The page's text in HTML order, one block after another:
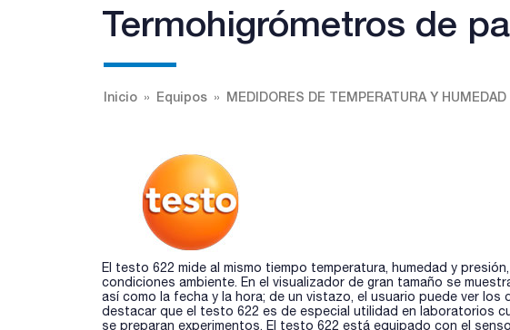
Termohigrómetros de
Inicio Equipos MEDIDORES DE TEMPERATURA Y HUMEDAD
El testo 622 mide al mismo tiempo temperatura, humedad y
condiciones ambiente. En el visualizador de gran tamaño se
así como la fecha y la hora; de un vistazo, el usuario puede ver los
destacar que el testo 622 es de especial utilidad en laboratorios
se preparan experimentos. El testo 622 está equipado con el